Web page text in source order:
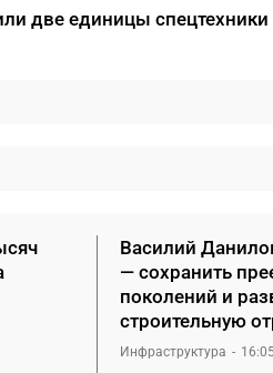
две единицы
Василий
— сохранить
поколений и
строительную
Инфраструктура